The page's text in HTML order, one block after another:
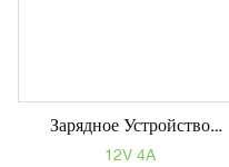
Зарядное Устройство
Lifepo4 12 В 4 А 14,6 В 4 А
12V 4A